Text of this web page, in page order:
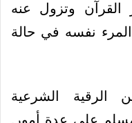
القرآن وتزول عنه
المرء نفسه في حالة
الرقية الشرعية
على عدة أمور.